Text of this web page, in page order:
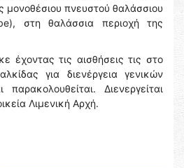
μονοθέσιου πνευστού θαλάσσιου
στη θαλάσσια περιοχή της
έχοντας τις αισθήσεις τις στο
για διενέργεια γενικών
Διενεργείται
Λιμενική Αρχή.